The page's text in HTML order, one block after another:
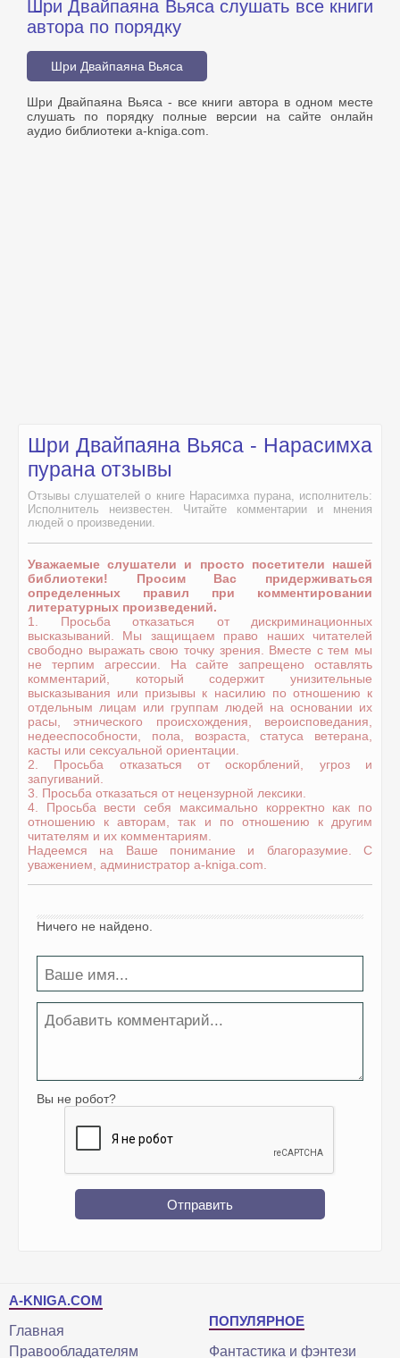
Шри Двайпаяна Вьяса слушать все книги
автора по порядку
Шри Двайпаяна Вьяса
Шри Двайпаяна Вьяса - все книги автора в одном месте
слушать по порядку полные версии на сайте онлайн
аудио библиотеки a-kniga.com.
Шри Двайпаяна Вьяса - Нарасимха
пурана отзывы
Отзывы слушателей о книге Нарасимха пурана, исполнитель:
Исполнитель неизвестен. Читайте комментарии и мнения
людей о произведении.
Уважаемые слушатели и просто посетители нашей
библиотеки! Просим Вас придерживаться
определенных правил при комментировании
литературных произведений.
1. Просьба отказаться от дискриминационных
высказываний. Мы защищаем право наших читателей
свободно выражать свою точку зрения. Вместе с тем мы
не терпим агрессии. На сайте запрещено оставлять
комментарий, который содержит унизительные
высказывания или призывы к насилию по отношению к
отдельным лицам или группам людей на основании их
расы, этнического происхождения, вероисповедания,
недееспособности, пола, возраста, статуса ветерана,
касты или сексуальной ориентации.
2. Просьба отказаться от оскорблений, угроз и
запугиваний.
3. Просьба отказаться от нецензурной лексики.
4. Просьба вести себя максимально корректно как по
отношению к авторам, так и по отношению к другим
читателям и их комментариям.
Надеемся на Ваше понимание и благоразумие. С
уважением, администратор a-kniga.com.
Ничего не найдено.
Вы не робот?
Отправить
A-KNIGA.COM
Главная
Правообладателям
ПОПУЛЯРНОЕ
Фантастика и фэнтези